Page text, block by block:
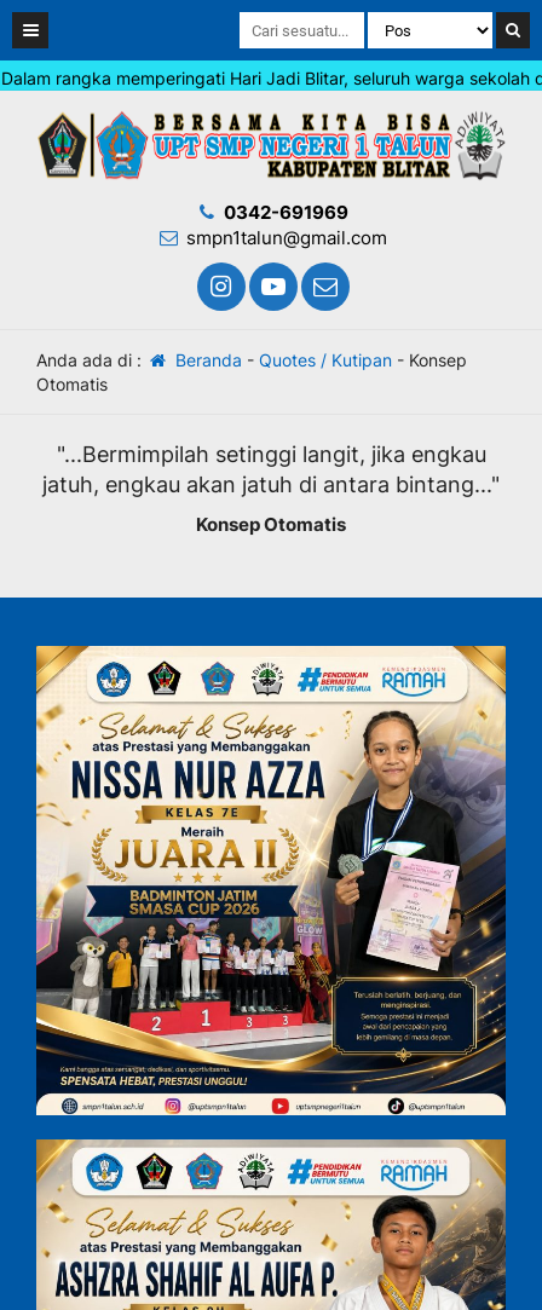
rangka memperingati Hari Jadi Blitar, seluruh warga sekolah
0342-691969
smpn1talun@gmail.com
Anda ada di : Beranda - Quotes / Kutipan- Konsep
Otomatis
"...Bermimpilah setinggi langit, jika engkau
jatuh, engkau akan jatuh di antara bintang..."
Konsep Otomatis